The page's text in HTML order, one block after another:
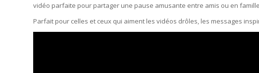
vidéo parfaite pour partager une pause amusante entre amis ou en
Parfait pour celles et ceux qui aiment les vidéos drôles, les messages